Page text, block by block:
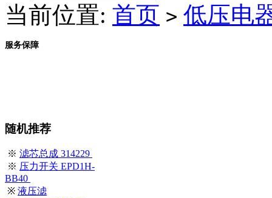
当前位置: 首页 > 低压电
服务保障
随机推荐
※ 滤芯总成 314229
※ 压力开关 EPD1H-
BB40
※ 液压滤